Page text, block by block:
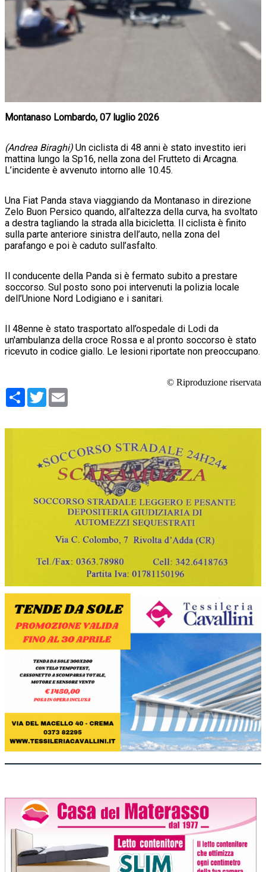
Montanaso Lombardo, 07 luglio 2026
(Andrea Biraghi) Un ciclista di 48 anni è stato investito ieri
mattina lungo la Sp16, nella zona del Frutteto di Arcagna.
L’incidente è avvenuto intorno alle 10.45.
Una Fiat Panda stava viaggiando da Montanaso in direzione
Zelo Buon Persico quando, all’altezza della curva, ha svoltato
a destra tagliando la strada alla bicicletta. Il ciclista è finito
sulla parte anteriore sinistra dell’auto, nella zona del
parafango e poi è caduto sull’asfalto.
Il conducente della Panda si è fermato subito a prestare
soccorso. Sul posto sono poi intervenuti la polizia locale
dell’Unione Nord Lodigiano e i sanitari.
Il 48enne è stato trasportato all’ospedale di Lodi da
un'ambulanza della croce Rossa e al pronto soccorso è stato
ricevuto in codice giallo. Le lesioni riportate non preoccupano.
© Riproduzione riservata
Condividi
Twitter